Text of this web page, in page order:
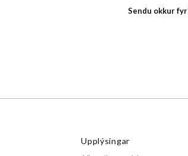
Sendu okkur
Upplýsingar